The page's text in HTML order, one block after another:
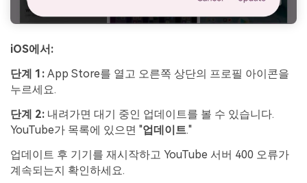
iOS에서:
단계 1: App Store를 열고 오른쪽 상단의 프로필 아이콘을
누르세요.
단계 2: 내려가면 대기 중인 업데이트를 볼 수 있습니다.
YouTube가 목록에 있으면 "업데이트."
업데이트 후 기기를 재시작하고 YouTube 서버 400 오류가
계속되는지 확인하세요.